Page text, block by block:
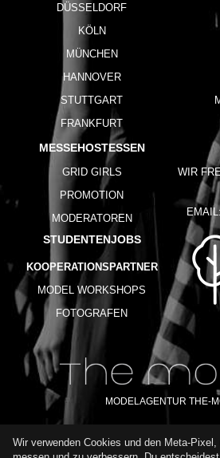
DÜSSELDORF
KÖLN
MÜNCHEN
HANNOVER
STUTTGART
FRANKFURT
MESSEHOSTESSEN
GRID GIRLS
PROMOTION
MODERATOREN
STUDENTENJOBS
KOOPERATIONSPARTNER
MODEL WORKSHOPS
FOTOGRAFEN
WIR
MODELAGENTUR THE-
IMPRESSUM AGB
Wir verwenden Cookies und den Meta-